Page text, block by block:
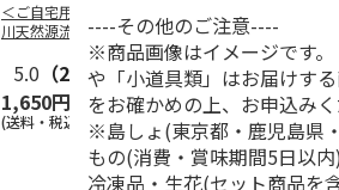
＜ご自宅用＞四万十
川天然源流水２Ｌ×
６（ラベルレス）
5.0 （2）
1,650円
(送料・税込)
５００ｍｌ×２４
5.0（5）
2,570円
(送料・税込) (送
----その他のご注意----
※商品画像はイメージです
や「小道具類」はお届けす
をお確かめの上、お申込みく
※島しょ(東京都・鹿児島県
もの(消費・賞味期間5日以
冷凍品・生花(セット商品を